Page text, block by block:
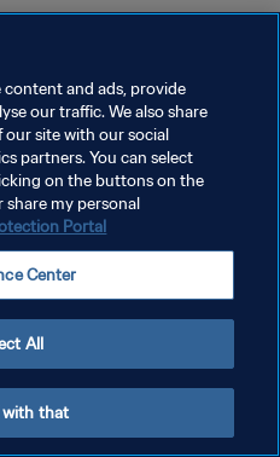
COOKIES
content and ads, provide
our traffic. We also share
site with our social
partners. You can select
on the buttons on the
share my personal
Portal
Center
All
with that